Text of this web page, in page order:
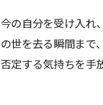
今の自分を受け入れ
の世を去る瞬間まで
否定する気持ちを手